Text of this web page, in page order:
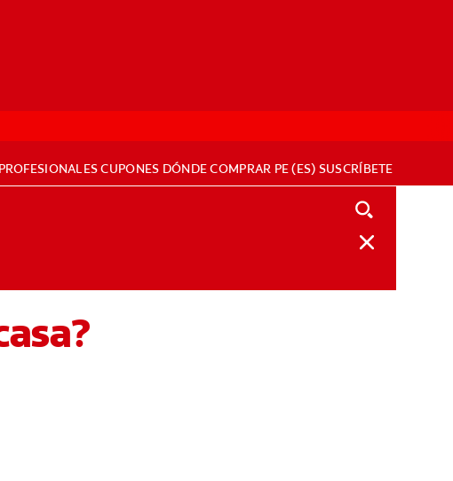
CUPONES DÓNDE COMPRAR PE (ES) SUSCRÍBETE